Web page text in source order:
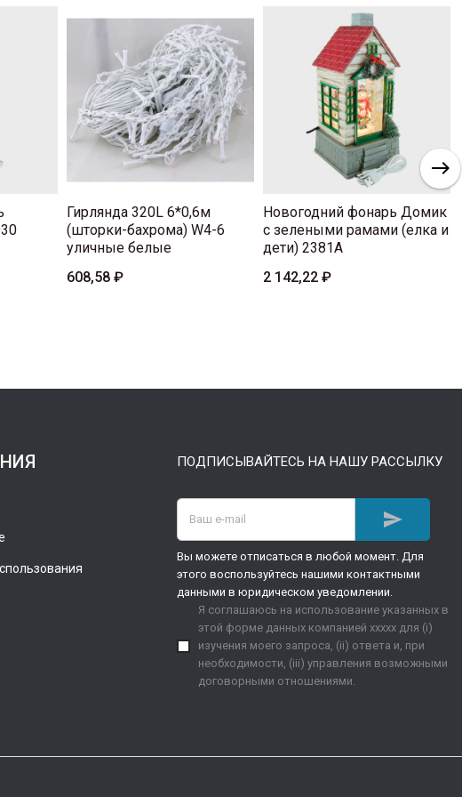
Гирлянда 320L 6*0,6м
(шторки-бахрома) W4-6
уличные белые
608,58 ₽
Новогодний фонарь Домик
с зелеными рамами (елка и
дети) 2381А
2 142,22 ₽
ПОДПИСЫВАЙТЕСЬ НА НАШУ РАССЫЛКУ

Вы можете отписаться в любой момент. Для
этого воспользуйтесь нашими контактными
данными в юридическом уведомлении.
Я соглашаюсь на использование указанных в
этой форме данных компанией xxxxx для (i)
изучения моего запроса, (ii) ответа и, при
необходимости, (iii) управления возможными
договорными отношениями.